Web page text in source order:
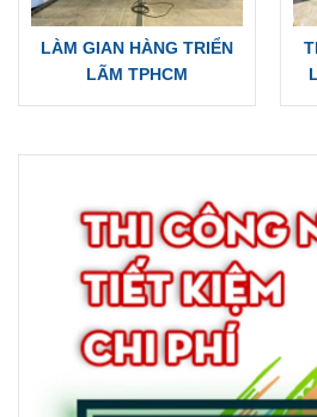
LÀM GIAN HÀNG TRIỂN
LÃM TPHCM